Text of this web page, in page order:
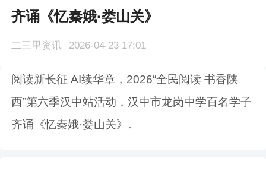
齐诵《忆秦娥·娄山关》
二三里资讯 2026-04-23 17:01
阅读新长征 AI续华章，2026“全民阅读 书香陕
西”第六季汉中站活动，汉中市龙岗中学百名学子
齐诵《忆秦娥·娄山关》。